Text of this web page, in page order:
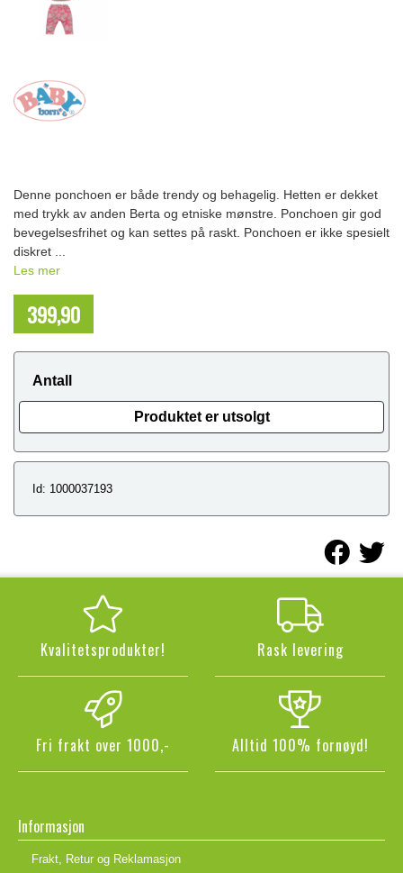
Denne ponchoen er både trendy og behagelig. Hetten er dekket
med trykk av anden Berta og etniske mønstre. Ponchoen gir god
bevegelsesfrihet og kan settes på raskt. Ponchoen er ikke spesielt
diskret ...
Les mer
399,90
Antall
Produktet er utsolgt
Id: 1000037193
Kvalitetsprodukter! Rask levering
Fri frakt over 1000,- Alltid 100% fornøyd!
Informasjon
Frakt, Retur og Reklamasjon